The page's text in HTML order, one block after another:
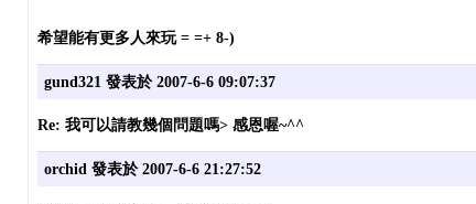
希望能有更多人來玩 = =+ 8-)
gund321 發表於 2007-6-6 09:07:37
Re: 我可以請教幾個問題嗎>感恩喔~^^
orchid 發表於 2007-6-6 21:27:52